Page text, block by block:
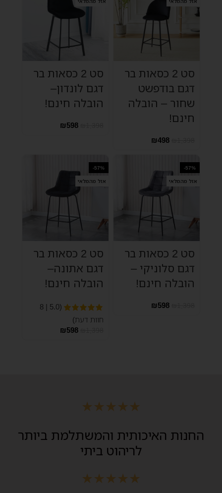
סט 2 כסאות בר
דגם בודפשט
שחור – הובלה
חינם!
₪498
סט 2 כסאות בר
דגם לונדון–
הובלה חינם!
₪598
-57%
אזל מהמלאי
סט 2 כסאות בר
דגם סלוניקי –
הובלה חינם!
₪598
-57%
אזל מהמלאי
סט 2 כסאות בר
דגם אתונה–
הובלה חינם!
(5.0 | 8
חוות דעת)
₪598
★
★
★
★
★
החנות האיכותית והמשתלמת ביותר
לריהוט ביתי
★
★
★
★
★